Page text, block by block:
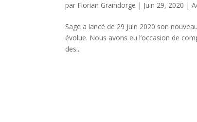
par Florian Graindorge | Juin 29, 2020 |
Sage a lancé de 29 Juin 2020 son
évolue. Nous avons eu l’occasion de
des...